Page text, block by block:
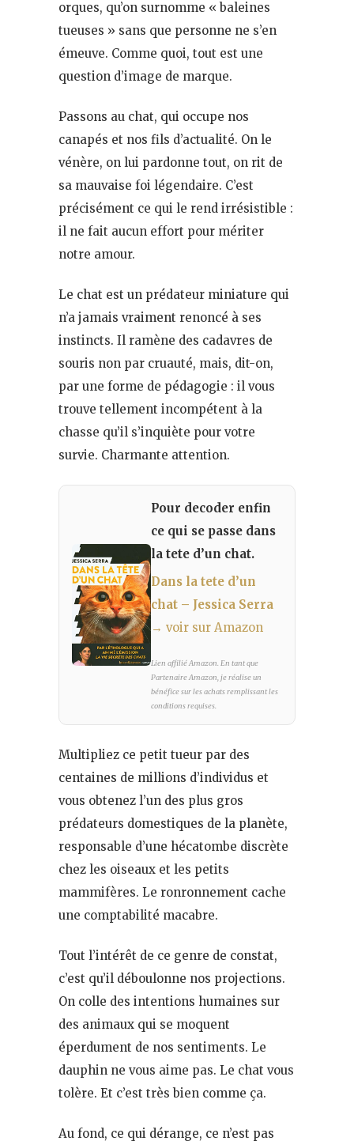
orques, qu’on surnomme « baleines
tueuses » sans que personne ne s’en
émeuve. Comme quoi, tout est une
question d’image de marque.
Passons au chat, qui occupe nos
canapés et nos fils d’actualité. On le
vénère, on lui pardonne tout, on rit de
sa mauvaise foi légendaire. C’est
précisément ce qui le rend irrésistible :
il ne fait aucun effort pour mériter
notre amour.
Le chat est un prédateur miniature qui
n’a jamais vraiment renoncé à ses
instincts. Il ramène des cadavres de
souris non par cruauté, mais, dit-on,
par une forme de pédagogie : il vous
trouve tellement incompétent à la
chasse qu’il s’inquiète pour votre
survie. Charmante attention.
Pour decoder enfin
ce qui se passe dans
la tete d’un chat.
Dans la tete d’un
chat – Jessica Serra
→ voir sur Amazon
Lien affilié Amazon. En tant que
Partenaire Amazon, je réalise un
bénéfice sur les achats remplissant les
conditions requises.
Multipliez ce petit tueur par des
centaines de millions d’individus et
vous obtenez l’un des plus gros
prédateurs domestiques de la planète,
responsable d’une hécatombe discrète
chez les oiseaux et les petits
mammifères. Le ronronnement cache
une comptabilité macabre.
Tout l’intérêt de ce genre de constat,
c’est qu’il déboulonne nos projections.
On colle des intentions humaines sur
des animaux qui se moquent
éperdument de nos sentiments. Le
dauphin ne vous aime pas. Le chat vous
tolère. Et c’est très bien comme ça.
Au fond, ce qui dérange, ce n’est pas